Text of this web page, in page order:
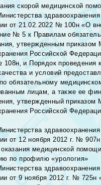
скорой медицинской
от 21.02.2022 № 100н «О
№ 5 к Правилам
утвержденным приказом
Российской
108н‚ и Порядок проведения
и условий
обязательному
лицам, а также ее
утвержденный приказом
Российской
от 12 ноября 2012 г. №
медицинской
по профилю «урология»
от 9 ноября 2012 г. № 725н